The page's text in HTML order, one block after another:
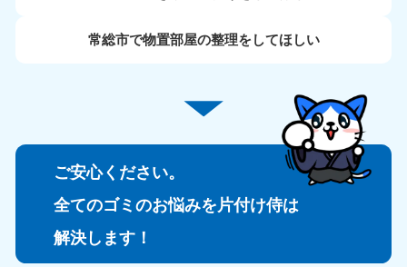
常総市で物置部屋の整理をしてほしい
ご安心ください。
全てのゴミのお悩みを片付け侍は
解決します！